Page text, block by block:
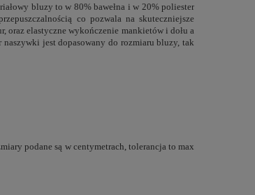
bluzy to w 80% bawełna i w 20% poliester
co pozwala na skuteczniejsze
oraz elastyczne wykończenie mankietów i dołu a
naszywki jest dopasowany do rozmiaru bluzy, tak
podane są w centymetrach, tolerancja to max